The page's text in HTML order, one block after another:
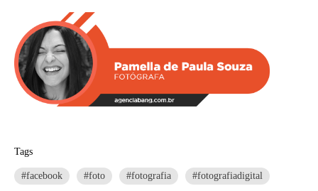
Tags
#facebook #foto #fotografia #fotografiadigital